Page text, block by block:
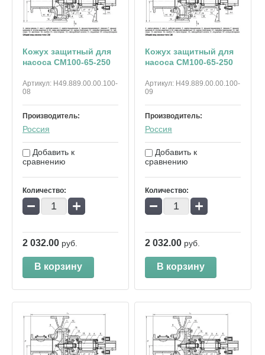
Кожух защитный для
насоса СМ100-65-250
Артикул: Н49.889.00.00.100-
08
Производитель:
Россия
Добавить к
сравнению
Количество:
− +
2 032.00 руб.
В корзину
Кожух защитный для
насоса СМ100-65-250
Артикул:Н49.889.00.00.100-
09
Производитель:
Россия
Добавить к
сравнению
Количество:
− +
2 032.00 руб.
В корзину